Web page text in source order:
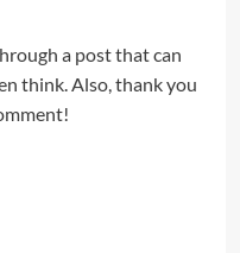
a post that can
think. Also, thank you